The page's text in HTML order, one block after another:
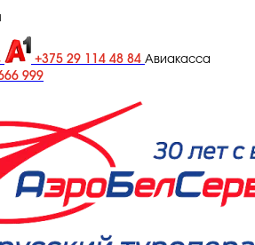
+375 29 114 48 84 Авиакасса
999